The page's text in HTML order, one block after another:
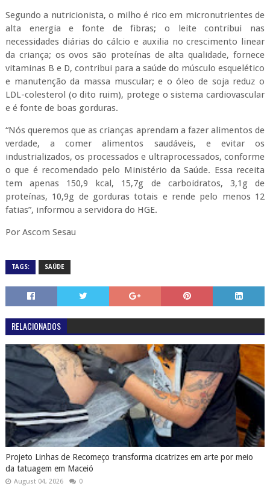
Segundo a nutricionista, o milho é rico em micronutrientes de
alta energia e fonte de fibras; o leite contribui nas
necessidades diárias do cálcio e auxilia no crescimento linear
da criança; os ovos são proteínas de alta qualidade, fornece
vitaminas B e D, contribui para a saúde do músculo esquelético
e manutenção da massa muscular; e o óleo de soja reduz o
LDL-colesterol (o dito ruim), protege o sistema cardiovascular
e é fonte de boas gorduras.
“Nós queremos que as crianças aprendam a fazer alimentos de
verdade, a comer alimentos saudáveis, e evitar os
industrializados, os processados e ultraprocessados, conforme
o que é recomendado pelo Ministério da Saúde. Essa receita
tem apenas 150,9 kcal, 15,7g de carboidratos, 3,1g de
proteínas, 10,9g de gorduras totais e rende pelo menos 12
fatias”, informou a servidora do HGE.
Por Ascom Sesau
TAGS: SAÚDE
RELACIONADOS
Projeto Linhas de Recomeço transforma cicatrizes em arte por meio
da tatuagem em Maceió
August 04, 2026 0